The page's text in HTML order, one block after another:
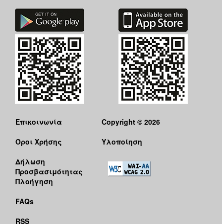
Επικοινωνία
Όροι Χρήσης
Δήλωση
Προσβασιμότητας
Πλοήγηση
FAQs
RSS
Copyright © 2026
Υλοποίηση